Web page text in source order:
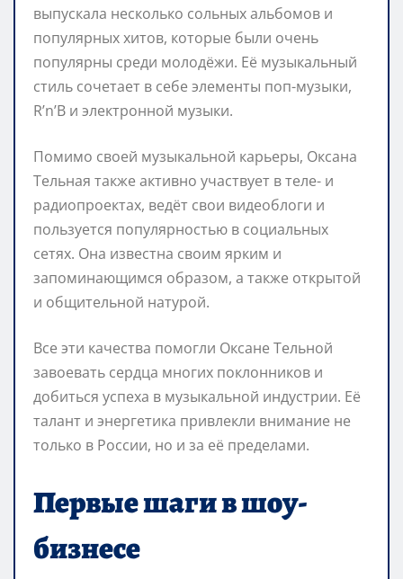
выпускала несколько сольных альбомов и
популярных хитов, которые были очень
популярны среди молодёжи. Её музыкальный
стиль сочетает в себе элементы поп-музыки,
R’n’B и электронной музыки.
Помимо своей музыкальной карьеры, Оксана
Тельная также активно участвует в теле- и
радиопроектах, ведёт свои видеоблоги и
пользуется популярностью в социальных
сетях. Она известна своим ярким и
запоминающимся образом, а также открытой
и общительной натурой.
Все эти качества помогли Оксане Тельной
завоевать сердца многих поклонников и
добиться успеха в музыкальной индустрии. Её
талант и энергетика привлекли внимание не
только в России, но и за её пределами.
Первые шаги в шоу-
бизнесе